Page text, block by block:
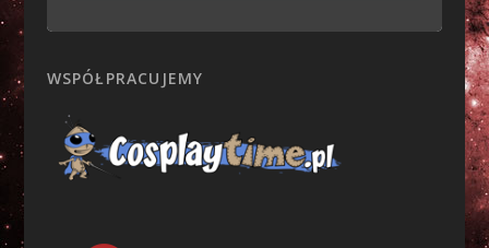
WSPÓŁPRACUJEMY